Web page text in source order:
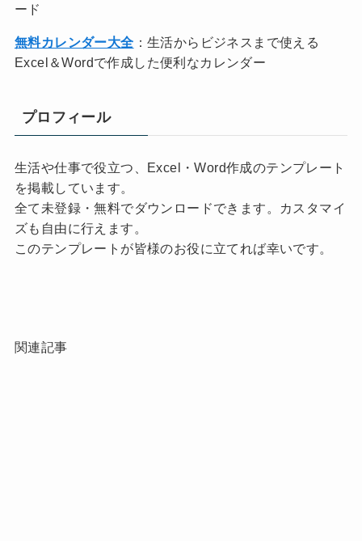
ード
無料カレンダー大全 ：生活からビジネスまで使える
Excel＆Wordで作成した便利なカレンダー
プロフィール
生活や仕事で役立つ、Excel・Word作成のテンプレート
を掲載しています。
全て未登録・無料でダウンロードできます。カスタマイ
ズも自由に行えます。
このテンプレートが皆様のお役に立てれば幸いです。
関連記事